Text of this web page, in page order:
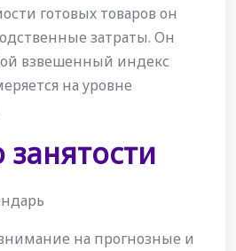
готовых товаров он
затраты. Он
взвешенный индекс
на уровне
на прогнозные и